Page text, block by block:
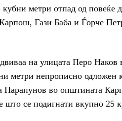
кубни метри отпад од
Гази Баба и Ѓорче
на улицата Перо
метри непрописно одложен
Парапунов во општината
што се подигнати вкупно 25